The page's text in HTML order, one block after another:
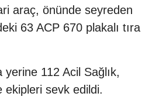
araç, önünde seyreden
63 ACP 670 plakalı tıra
112 Acil Sağlık,
ekipleri sevk edildi.